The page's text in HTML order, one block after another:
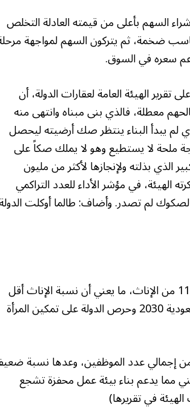
السهم بأعلى من قيمته العادلة التخلص
ضخمة، ثم يتركون السهم لمواجهة
سعره في السوق.
الهيئة العامة لعقارات الدولة، أن
معطلة، فالذي بنى مبناه وانتهى منه
لم يبدأ البناء ينتظر صك أرضيته ليحصل
ملحة لا يستطيع وهو لا يملك صكاً على
الذي بذلته ولإنجازها لأكثر من مليون
الهيئة، في مؤشر الأداء للعدد التراكمي
لم تصدر. وأضاف: طالما أوكلت
لاحظ الحازمي أن عدد الموظفين في الهيئة بلغ 617 من الذكور، و114 من الإناث، ما يعني أن نسبة الإناث أقل
من 10% وعدها نسبة قليلة تحتاج إلى تحسين توافقاً مع رؤية السعودية 2030 وحرص الدولة على تمكين المرأة
بالدورات الفنية والمهنية 30 % فقط من إجمالي عدد الموظفين، وعدها نسبة
مما يدعم بناء بيئة عمل محفزة تشجع
في تقريرها)